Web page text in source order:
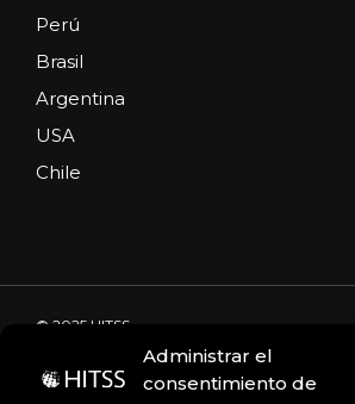
Administrar el
consentimiento de
Perú
Brasil
Argentina
USA
Chile
© 2025 HITSS